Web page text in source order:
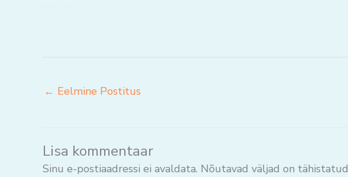
← Eelmine Postitus
Lisa kommentaar
Sinu e-postiaadressi ei avaldata. Nõutavad väljad on tähistatud